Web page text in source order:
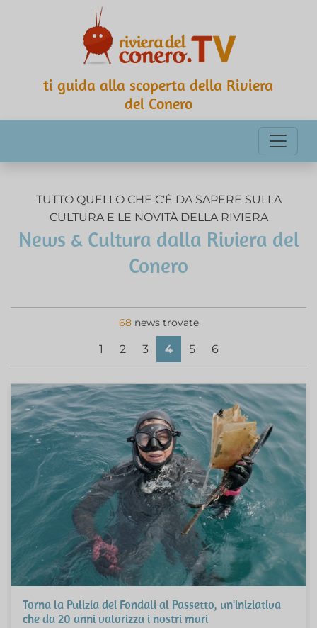
ti guida alla scoperta della Riviera
del Conero
TUTTO QUELLO CHE C'È DA SAPERE SULLA
CULTURA E LE NOVITÀ DELLA RIVIERA
News & Cultura dalla Riviera del
Conero
68news trovate
1 2 3 4 5 6
Torna la Pulizia dei Fondali al Passetto, un'iniziativa
che da 20 anni valorizza i nostri mari